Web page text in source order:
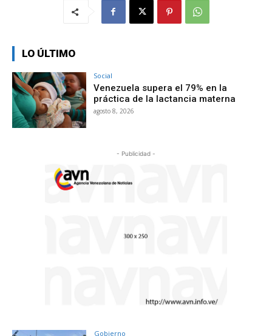
LO ÚLTIMO
Social
Venezuela supera el 79% en la
práctica de la lactancia materna
agosto 8, 2026
- Publicidad -
Gobierno